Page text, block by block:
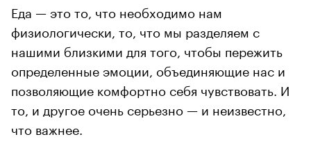
Еда — это то, что необходимо нам
физиологически, то, что мы разделяем с
нашими близкими для того, чтобы пережить
определенные эмоции, объединяющие нас и
позволяющие комфортно себя чувствовать. И
то, и другое очень серьезно — и неизвестно,
что важнее.